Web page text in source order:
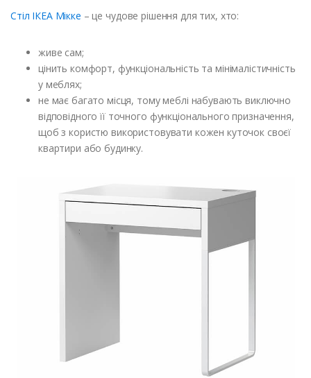
Стіл ІКЕА Мікке – це чудове рішення для тих, хто:
живе сам;
цінить комфорт, функціональність та мінімалістичність
у меблях;
не має багато місця, тому меблі набувають виключно
відповідного її точного функціонального призначення,
щоб з користю використовувати кожен куточок своєї
квартири або будинку.